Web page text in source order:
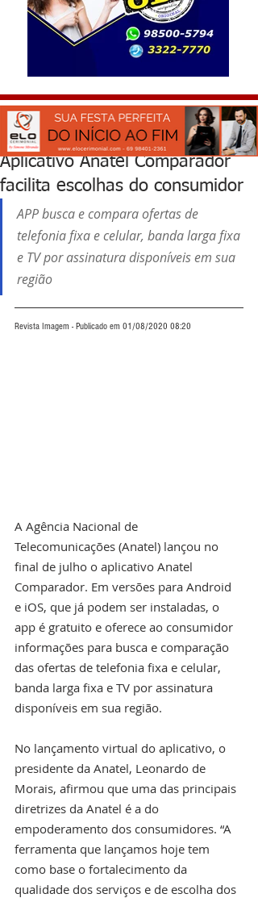
Aplicativo Anatel Comparador
facilita escolhas do consumidor
APP busca e compara ofertas de
telefonia fixa e celular, banda larga fixa
e TV por assinatura disponíveis em sua
região
Revista Imagem - Publicado em 01/08/2020 08:20
A Agência Nacional de
Telecomunicações (Anatel) lançou no
final de julho o aplicativo Anatel
Comparador. Em versões para Android
e iOS, que já podem ser instaladas, o
app é gratuito e oferece ao consumidor
informações para busca e comparação
das ofertas de telefonia fixa e celular,
banda larga fixa e TV por assinatura
disponíveis em sua região.
No lançamento virtual do aplicativo, o
presidente da Anatel, Leonardo de
Morais, afirmou que uma das principais
diretrizes da Anatel é a do
empoderamento dos consumidores. “A
ferramenta que lançamos hoje tem
como base o fortalecimento da
qualidade dos serviços e de escolha dos